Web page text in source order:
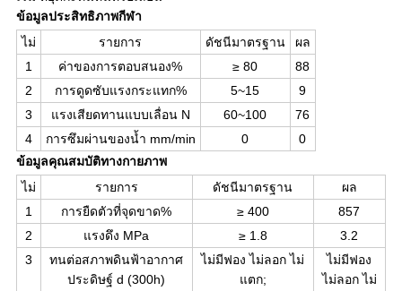
ข้อมูลประสิทธิภาพกีฬา
ไม่
รายการ ดัชนีมาตรฐาน
ผล
1
ค่าของการตอบสนอง% ≥ 80
88
2
การดูดซับแรงกระแทก% 5~15
9
3
แรงเสียดทานแบบเลื่อน N 60~100
76
4
การซึมผ่านของน้ำ mm/min 0
0
ข้อมูลคุณสมบัติทางกายภาพ
ไม่
รายการ ดัชนีมาตรฐาน
ผล
1
การยืดตัวที่จุดขาด% ≥ 400
857
2
แรงดึง MPa ≥ 1.8
3.2
3
ทนต่อสภาพดินฟ้าอากาศ
ประดิษฐ์ d (300h)
ไม่มีฟอง ไม่ลอก ไม่
แตก;
ไม่มีฟอง
ไม่ลอก ไม่